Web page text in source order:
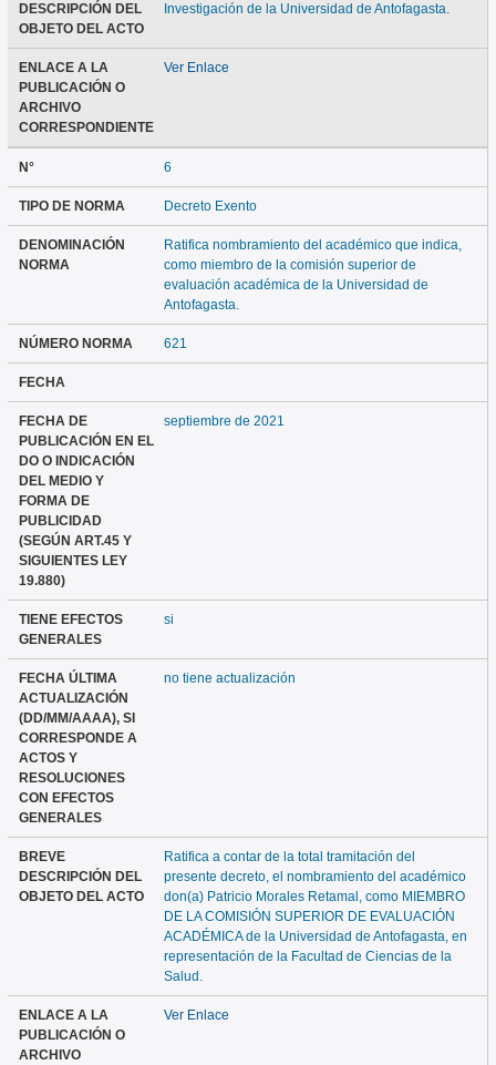
DESCRIPCIÓN DEL
OBJETO DEL ACTO
Investigación de la Universidad de Antofagasta.
ENLACE A LA
PUBLICACIÓN O
ARCHIVO
CORRESPONDIENTE
Ver Enlace
N° 6
TIPO DE NORMA Decreto Exento
DENOMINACIÓN
NORMA
Ratifica nombramiento del académico que indica,
como miembro de la comisión superior de
evaluación académica de la Universidad de
Antofagasta.
NÚMERO NORMA 621
FECHA
FECHA DE
PUBLICACIÓN EN EL
DO O INDICACIÓN
DEL MEDIO Y
FORMA DE
PUBLICIDAD
(SEGÚN ART.45 Y
SIGUIENTES LEY
19.880)
septiembre de 2021
TIENE EFECTOS
GENERALES
si
FECHA ÚLTIMA
ACTUALIZACIÓN
(DD/MM/AAAA), SI
CORRESPONDE A
ACTOS Y
RESOLUCIONES
CON EFECTOS
GENERALES
no tiene actualización
BREVE
DESCRIPCIÓN DEL
OBJETO DEL ACTO
Ratifica a contar de la total tramitación del
presente decreto, el nombramiento del académico
don(a) Patricio Morales Retamal, como MIEMBRO
DE LA COMISIÓN SUPERIOR DE EVALUACIÓN
ACADÉMICA de la Universidad de Antofagasta, en
representación de la Facultad de Ciencias de la
Salud.
ENLACE A LA
PUBLICACIÓN O
ARCHIVO
Ver Enlace